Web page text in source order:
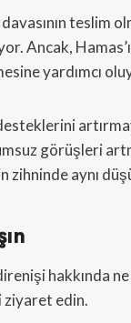
teslim
Ancak,
yardımcı
görüşleri
zihninde aynı
hakkında
ziyaret edin.